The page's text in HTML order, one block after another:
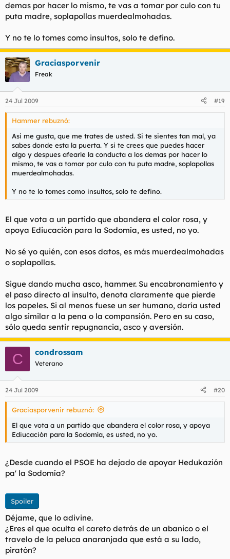
demas por hacer lo mismo, te vas a tomar por culo con tu
puta madre, soplapollas muerdealmohadas.
Y no te lo tomes como insultos, solo te defino.
Graciasporvenir
Freak
24 Jul 2009 #19
Hammer rebuznó:
Asi me gusta, que me trates de usted. Si te sientes tan mal, ya
sabes donde esta la puerta. Y si te crees que puedes hacer
algo y despues afearle la conducta a los demas por hacer lo
mismo, te vas a tomar por culo con tu puta madre, soplapollas
muerdealmohadas.
Y no te lo tomes como insultos, solo te defino.
El que vota a un partido que abandera el color rosa, y
apoya Ediucación para la Sodomía, es usted, no yo.
No sé yo quién, con esos datos, es más muerdealmohadas
o soplapollas.
Sigue dando mucha asco, hammer. Su encabronamiento y
el paso directo al insulto, denota claramente que pierde
los papeles. Si al menos fuese un ser humano, daría usted
algo similar a la pena o la compansión. Pero en su caso,
sólo queda sentir repugnancia, asco y aversión.
C condrossam
Veterano
24 Jul 2009 #20
Graciasporvenir rebuznó:
El que vota a un partido que abandera el color rosa, y apoya
Ediucación para la Sodomía, es usted, no yo.
¿Desde cuando el PSOE ha dejado de apoyar Hedukazión
pa' la Sodomía?
Spoiler
Déjame, que lo adivine.
¿Eres el que oculta el careto detrás de un abanico o el
travelo de la peluca anaranjada que está a su lado,
piratón?